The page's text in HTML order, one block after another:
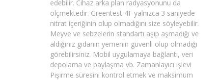
edebilir. Cihaz arka plan radyasyonunu da
ölçmektedir. Greentest 4F yalnızca 3 saniyede
nitrat içeriğinin olup olmadığını size söyleyebilir.
Meyve ve sebzelerin standartı aşıp aşmadığı ve
aldığınız gıdanın yemenin güvenli olup olmadığı
görebilirsiniz. Mobil uygulamaya bağlantı, veri
depolama ve paylaşma vb. Zamanlayıcı işlevi
Pişirme süresini kontrol etmek ve maksimum